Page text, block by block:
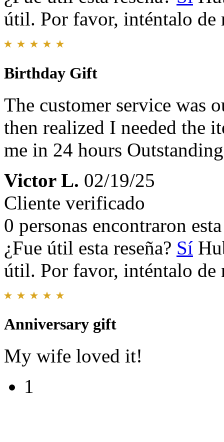
útil. Por favor, inténtalo de
Birthday Gift
The customer service was
then realized I needed the
me in 24 hours
Victor L. 02/19/25
Cliente verificado
0 personas encontraron
¿Fue útil esta reseña? Sí
útil. Por favor, inténtalo de
Anniversary gift
My wife loved it!
1